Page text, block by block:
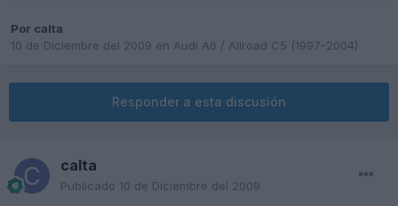
Por calta
10 de Diciembre del 2009 en Audi A6 / Allroad C5 (1997-2004)
Responder a esta discusión
calta
Publicado 10 de Diciembre del 2009